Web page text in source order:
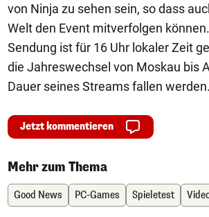
von Ninja zu sehen sein, so dass
Welt den Event mitverfolgen
Sendung ist für 16 Uhr lokaler Zeit
die Jahreswechsel von Moskau bis
Dauer seines Streams fallen
Jetzt kommentieren
Mehr zum Thema
Good News PC-Games Spieletest